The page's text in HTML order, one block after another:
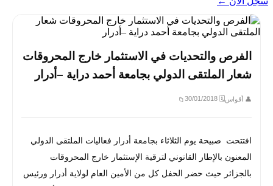
الفرص والتحديات في الاستثمار خارج المحروقات
شعار الملتقى الدولي بجامعة أحمد دراية –أدرار
👤 أقواس🗓 30/01/2018
📁
افتتحت صبيحة يوم الثلاثاء بجامعة أدرار فعاليات الملتقى الدولي
المعنون بالإطار القانوني لترقية الإستثمار خارج المحروقات
بالجزائر حيث حضر الحفل كل من الأمين العام لولاية أدرار ورئيس